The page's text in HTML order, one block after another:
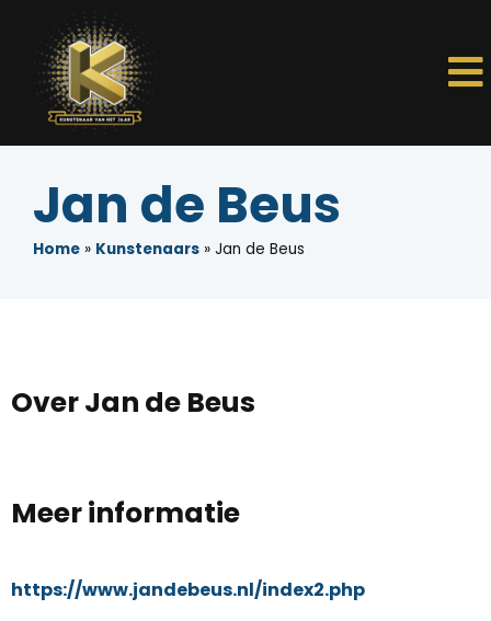
Jan de Beus
Home » Kunstenaars » Jan de Beus
Over Jan de Beus
Meer informatie
https://www.jandebeus.nl/index2.php